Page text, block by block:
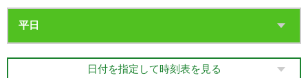
日付を指定して時刻表を見る